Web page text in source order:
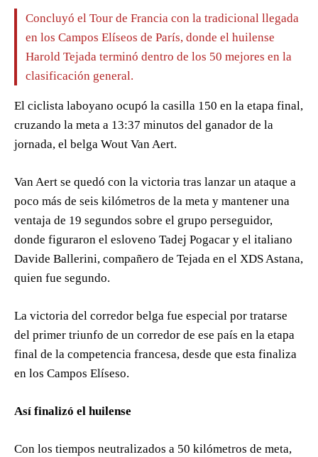
Concluyó el Tour de Francia con la tradicional llegada
en los Campos Elíseos de París, donde el huilense
Harold Tejada terminó dentro de los 50 mejores en la
clasificación general.
El ciclista laboyano ocupó la casilla 150 en la etapa final,
cruzando la meta a 13:37 minutos del ganador de la
jornada, el belga Wout Van Aert.
Van Aert se quedó con la victoria tras lanzar un ataque a
poco más de seis kilómetros de la meta y mantener una
ventaja de 19 segundos sobre el grupo perseguidor,
donde figuraron el esloveno Tadej Pogacar y el italiano
Davide Ballerini, compañero de Tejada en el XDS Astana,
quien fue segundo.
La victoria del corredor belga fue especial por tratarse
del primer triunfo de un corredor de ese país en la etapa
final de la competencia francesa, desde que esta finaliza
en los Campos Elíseso.
Así finalizó el huilense
Con los tiempos neutralizados a 50 kilómetros de meta,